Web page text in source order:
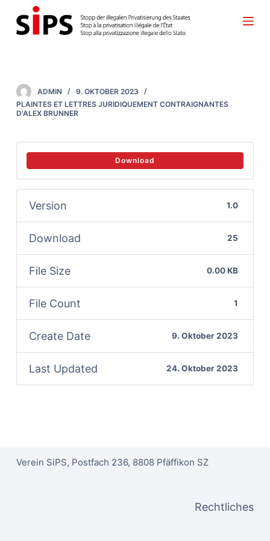
S
k
o
c
e
ADMIN
9. OKTOBER 2023
PLAINTES ET LETTRES JURIDIQUEMENT CONTRAIGNANTES
D'ALEX BRUNNER
Download
Version 1.0
Download 25
File Size 0.00 KB
File Count 1
Create Date 9. Oktober 2023
Last Updated 24. Oktober 2023
Verein SiPS, Postfach 236, 8808 Pfäffikon SZ
Rechtliches